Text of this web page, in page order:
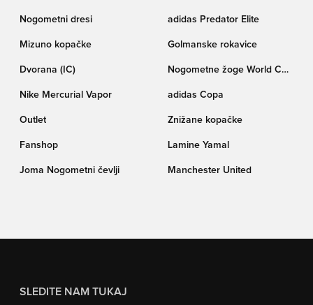
Nogometni dresi adidas Predator Elite
Mizuno kopačke Golmanske rokavice
Dvorana (IC)
Nogometne žoge World Cup
Nike Mercurial Vapor
adidas Copa
Outlet Znižane kopačke
Fanshop Lamine Yamal
Joma Nogometni čevlji Manchester United
SLEDITE NAM TUKAJ